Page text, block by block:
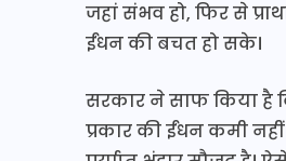
जहां संभव हो, फिर से
ईंधन की बचत हो सके।
सरकार ने साफ किया है
प्रकार की ईंधन कमी